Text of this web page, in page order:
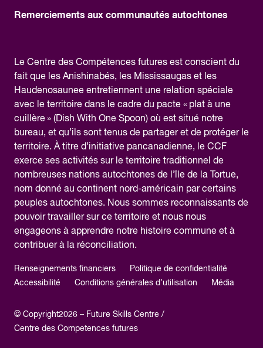
Remerciements aux communautés autochtones
Le Centre des Compétences futures est conscient du
fait que les Anishinabés, les Mississaugas et les
Haudenosaunee entretiennent une relation spéciale
avec le territoire dans le cadre du pacte « plat à une
cuillère » (Dish With One Spoon) où est situé notre
bureau, et qu’ils sont tenus de partager et de protéger le
territoire. À titre d’initiative pancanadienne, le CCF
exerce ses activités sur le territoire traditionnel de
nombreuses nations autochtones de l’île de la Tortue,
nom donné au continent nord-américain par certains
peuples autochtones. Nous sommes reconnaissants de
pouvoir travailler sur ce territoire et nous nous
engageons à apprendre notre histoire commune et à
contribuer à la réconciliation.
Renseignements financiers
Politique de confidentialité
Accessibilité
Conditions générales d’utilisation Média
© Copyright2026 – Future Skills Centre /
Centre des Competences futures